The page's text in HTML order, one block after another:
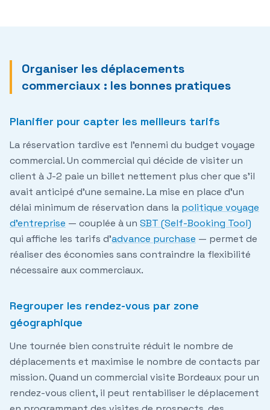
Organiser les déplacements
commerciaux : les bonnes pratiques
Planifier pour capter les meilleurs tarifs
La réservation tardive est l'ennemi du budget voyage
commercial. Un commercial qui décide de visiter un
client à J-2 paie un billet nettement plus cher que s'il
avait anticipé d'une semaine. La mise en place d'un
délai minimum de réservation dans la politique voyage
d'entreprise — couplée à un SBT (Self-Booking Tool)
qui affiche les tarifs d'advance purchase — permet de
réaliser des économies sans contraindre la flexibilité
nécessaire aux commerciaux.
Regrouper les rendez-vous par zone
géographique
Une tournée bien construite réduit le nombre de
déplacements et maximise le nombre de contacts par
mission. Quand un commercial visite Bordeaux pour un
rendez-vous client, il peut rentabiliser le déplacement